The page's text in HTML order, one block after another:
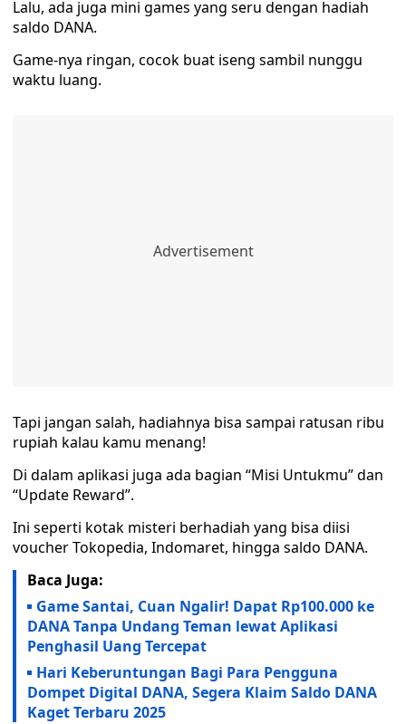
Lalu, ada juga mini games yang seru dengan hadiah
saldo DANA.
Game-nya ringan, cocok buat iseng sambil nunggu
waktu luang.
Tapi jangan salah, hadiahnya bisa sampai ratusan ribu
rupiah kalau kamu menang!
Di dalam aplikasi juga ada bagian “Misi Untukmu” dan
“Update Reward”.
Ini seperti kotak misteri berhadiah yang bisa diisi
voucher Tokopedia, Indomaret, hingga saldo DANA.
Baca Juga:
Game Santai, Cuan Ngalir! Dapat Rp100.000 ke
DANA Tanpa Undang Teman lewat Aplikasi
Penghasil Uang Tercepat
Hari Keberuntungan Bagi Para Pengguna
Dompet Digital DANA, Segera Klaim Saldo DANA
Kaget Terbaru 2025